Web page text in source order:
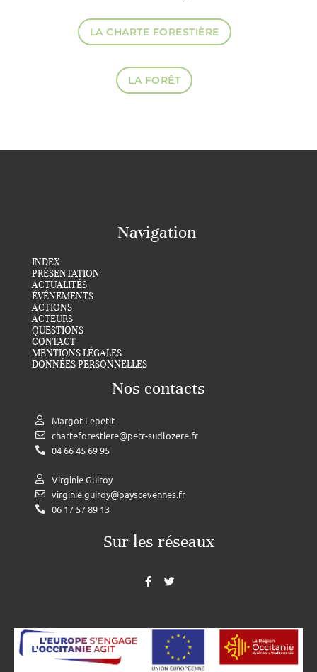
LA CHARTE FORESTIÈRE
LA FORÊT
Navigation
INDEX
PRÉSENTATION
ACTUALITÉS
ÉVÉNEMENTS
ACTIONS
ACTEURS
QUESTIONS
CONTACT
MENTIONS LÉGALES
DONNÉES PERSONNELLES
Nos contacts
Margot Lepetit
charteforestiere@petr-sudlozere.fr
04 66 45 69 95
Virginie Guiroy
virginie.guiroy@payscevennes.fr
06 17 57 89 13
Sur les réseaux